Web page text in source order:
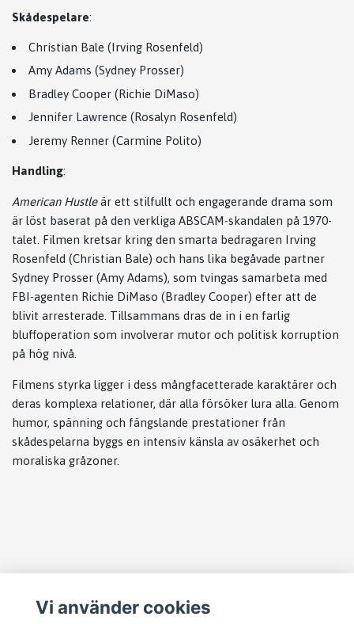
Skådespelare:
Christian Bale (Irving Rosenfeld)
Amy Adams (Sydney Prosser)
Bradley Cooper (Richie DiMaso)
Jennifer Lawrence (Rosalyn Rosenfeld)
Jeremy Renner (Carmine Polito)
Handling:
American Hustleär ett stilfullt och engagerande drama som
är löst baserat på den verkliga ABSCAM-skandalen på 1970-
talet. Filmen kretsar kring den smarta bedragaren Irving
Rosenfeld (Christian Bale) och hans lika begåvade partner
Sydney Prosser (Amy Adams), som tvingas samarbeta med
FBI-agenten Richie DiMaso (Bradley Cooper) efter att de
blivit arresterade. Tillsammans dras de in i en farlig
bluffoperation som involverar mutor och politisk korruption
på hög nivå.
Filmens styrka ligger i dess mångfacetterade karaktärer och
deras komplexa relationer, där alla försöker lura alla. Genom
humor, spänning och fängslande prestationer från
skådespelarna byggs en intensiv känsla av osäkerhet och
moraliska gråzoner.
Köpvillkor
Vi använder cookies